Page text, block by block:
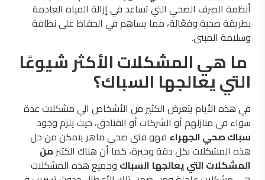
أنظمة الصرف الصحي التي تساعد في إزالة المياه العادمة
بطريقة صحية وفعّالة، مما يساهم في الحفاظ على نظافة
وسلامة المبنى.
ما هي المشكلات الأكثر شيوعًا
التي يعالجها السباك؟
في هذه الأيام يتعرض الكثير من الأشخاص الي مشكلات عدة
سواء في منازلهم أو الشركات أو الفنادق، حيث يلزم وجود
سباك صحي الجهراء فهو فني صحي ماهر يتمكن من حل
هذه المشكلات بكل دقة وخبرة، كما أن هناك الكثيرمن
المشكلات التي يعالجها السباك وجميع هذه المشكلات